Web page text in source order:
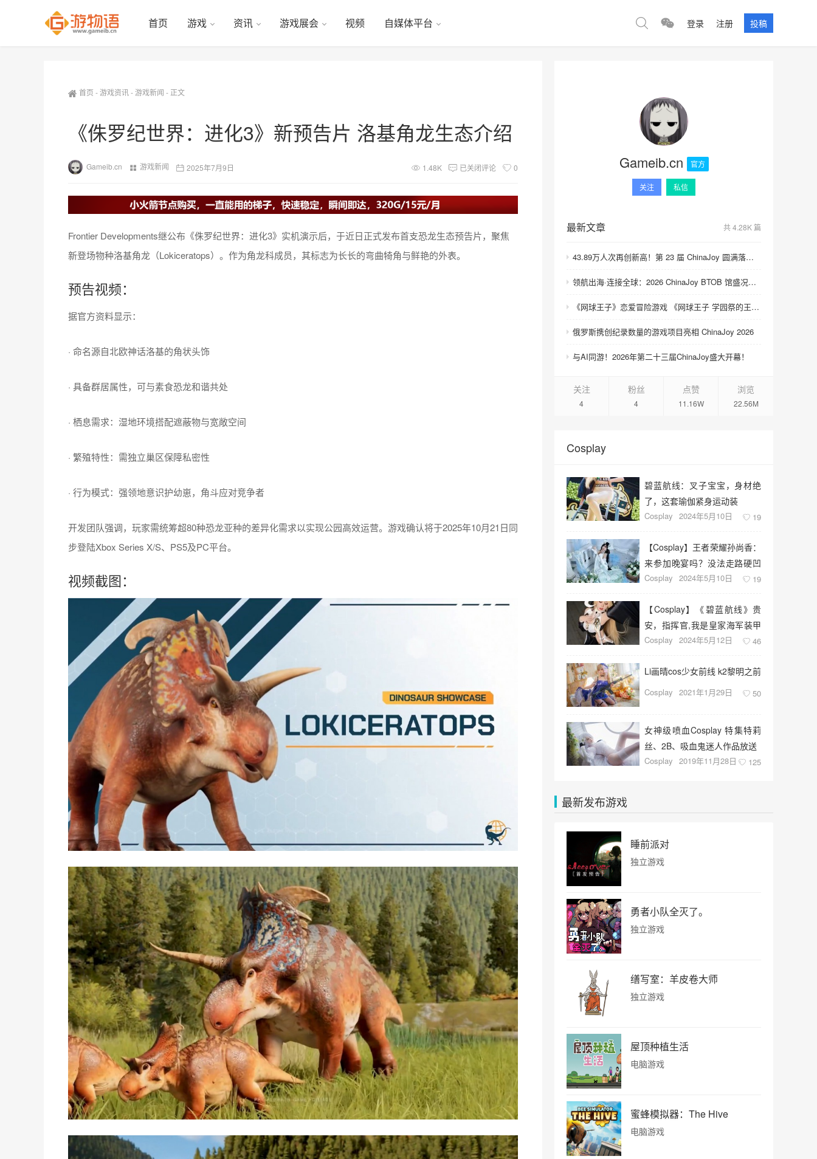
首页 游戏 资讯 游戏展会 视频 自媒体平台 登录 注册 投稿
首页 -游戏资讯-游戏新闻 - 正文
《侏罗纪世界：进化3》新预告片 洛基角龙生态介绍
Gameib.cn 游戏新闻 2025年7月9日 1.48K 已关闭评论 0
Frontier Developments继公布《侏罗纪世界：进化3》实机演示后，于近日正式发布首支恐龙生态预告片，聚焦
新登场物种洛基角龙（Lokiceratops）。作为角龙科成员，其标志为长长的弯曲犄角与鲜艳的外表。
预告视频：
据官方资料显示：
· 命名源自北欧神话洛基的角状头饰
· 具备群居属性，可与素食恐龙和谐共处
· 栖息需求：湿地环境搭配遮蔽物与宽敞空间
· 繁殖特性：需独立巢区保障私密性
· 行为模式：强领地意识护幼崽，角斗应对竞争者
开发团队强调，玩家需统筹超80种恐龙亚种的差异化需求以实现公园高效运营。游戏确认将于2025年10月21日同
步登陆Xbox Series X/S、PS5及PC平台。
视频截图：
Gameib.cn 官方
关注 私信
最新文章 共 4.28K 篇
43.89万人次再创新高！第 23 届 ChinaJoy 圆满落幕：感谢有你，共赴这场“与 AI 同游”的盛夏之约
领航出海·连接全球：2026 ChinaJoy BTOB 馆盛况空前
《网球王子》恋爱冒险游戏 《网球王子 学园祭的王子们 ♡-40 and more…》与《网球王子 心跳求生 Tie break ♡game》发售
俄罗斯携创纪录数量的游戏项目亮相 ChinaJoy 2026
与AI同游！2026年第二十三届ChinaJoy盛大开幕！
关注
4
粉丝
4
点赞
11.16W
浏览
22.56M
Cosplay
碧蓝航线：叉子宝宝，身材绝
了，这套瑜伽紧身运动装
Cosplay 2024年5月10日 19
【Cosplay】王者荣耀孙尚香：
来参加晚宴吗？没法走路硬凹
造型的那种
Cosplay 2024年5月10日 19
【Cosplay】《​碧蓝航线》贵
安，指挥官,我是皇家海军装甲
空母,怨仇号。
Cosplay 2024年5月12日 46
Li画晴cos少女前线 k2黎明之前
Cosplay 2021年1月29日 50
女神级喷血Cosplay 特集特莉
丝、2B、吸血鬼迷人作品放送
Cosplay 2019年11月28日 125
最新发布游戏
睡前派对
独立游戏
勇者小队全灭了。
独立游戏
缮写室：羊皮卷大师
独立游戏
屋顶种植生活
电脑游戏
蜜蜂模拟器：The Hive
电脑游戏